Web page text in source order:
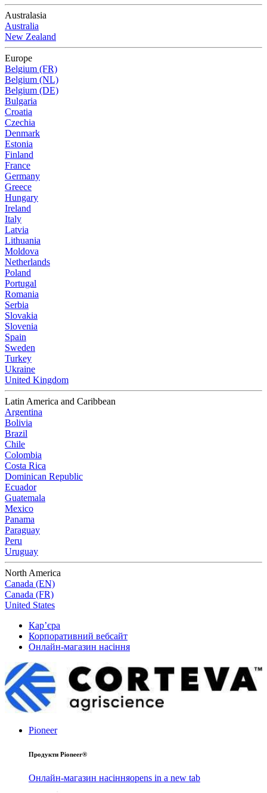
Australasia
Australia
New Zealand
Europe
Belgium (FR)
Belgium (NL)
Belgium (DE)
Bulgaria
Croatia
Czechia
Denmark
Estonia
Finland
France
Germany
Greece
Hungary
Ireland
Italy
Latvia
Lithuania
Moldova
Netherlands
Poland
Portugal
Romania
Serbia
Slovakia
Slovenia
Spain
Sweden
Turkey
Ukraine
United Kingdom
Latin America and Caribbean
Argentina
Bolivia
Brazil
Chile
Colombia
Costa Rica
Dominican Republic
Ecuador
Guatemala
Mexico
Panama
Paraguay
Peru
Uruguay
North America
Canada (EN)
Canada (FR)
United States
Кар’єра
Корпоративний вебсайт
Онлайн-магазин насіння
Pioneer
Продукти Pioneer®
Онлайн-магазин насінняopens in a new tab